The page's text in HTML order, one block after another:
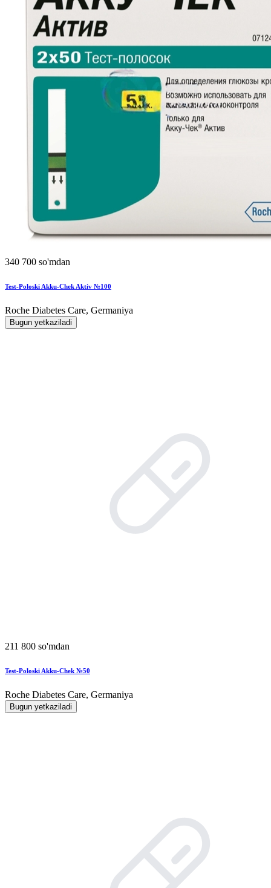
340 700 so'mdan
Test-Poloski Akku-Chek Aktiv №100
Roche Diabetes Care, Germaniya
Bugun yetkaziladi
211 800 so'mdan
Test-Poloski Akku-Chek №50
Roche Diabetes Care, Germaniya
Bugun yetkaziladi